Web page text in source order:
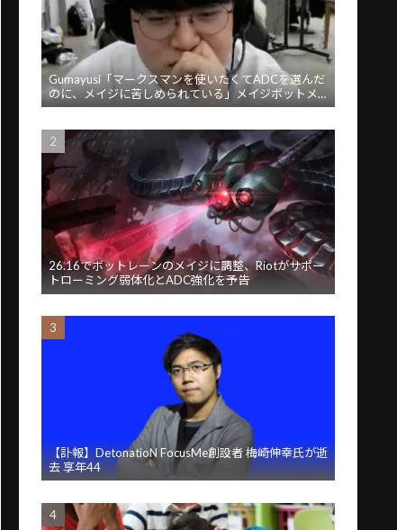
Gumayusi「マークスマンを使いたくてADCを選んだ
のに、メイジに苦しめられている」メイジボットメ
タに苦言
26.16でボットレーンのメイジに調整、Riotがサポー
トローミング弱体化とADC強化を予告
【訃報】DetonatioN FocusMe創設者 梅崎伸幸氏が逝
去 享年44